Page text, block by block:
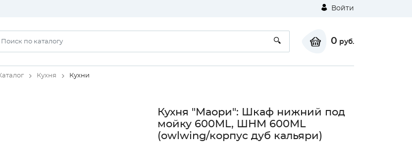
Войти
0 руб.
Кухня Кухни
Кухня "Маори": Шкаф нижний под
мойку 600МL, ШНМ 600МL
(owlwing/корпус дуб кальяри)